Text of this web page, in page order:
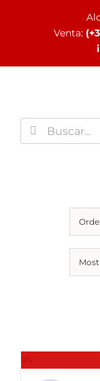
Venta:
Buscar: